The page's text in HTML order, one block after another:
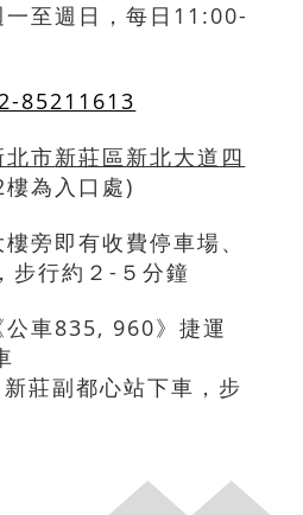
一至週日，每日11:00-
85211613
北市新莊區新北大道四
樓為入口處)
樓旁即有收費停車場、
步行約２-５分鐘
公車835, 960》捷運
新莊副都心站下車，步